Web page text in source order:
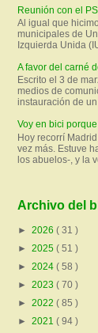
Reunión con el
Al igual que
municipales de
Izquierda Unida
A favor del carné
Escrito el 3 de
medios de
instauración de
Voy en bici
Hoy recorrí
vez más. Estuve
los abuelos-, y la
Archivo del
► 2026 ( 31 )
► 2025 ( 51 )
► 2024 ( 58 )
► 2023 ( 70 )
► 2022 ( 85 )
► 2021 ( 94 )